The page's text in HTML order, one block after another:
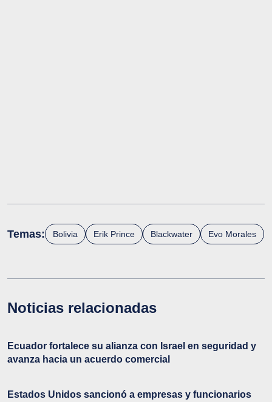
Temas: Bolivia Erik Prince Blackwater Evo Morales
Noticias relacionadas
Ecuador fortalece su alianza con Israel en seguridad y
avanza hacia un acuerdo comercial
Estados Unidos sancionó a empresas y funcionarios